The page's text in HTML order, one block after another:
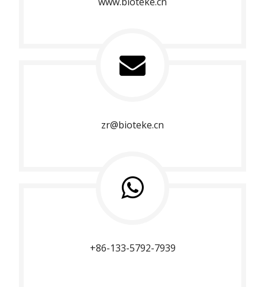
zr@bioteke.cn
+86-133-5792-7939